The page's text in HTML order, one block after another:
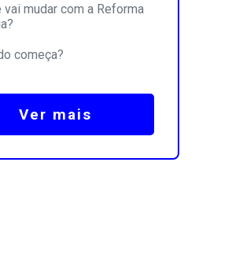
vai mudar com a Reforma
começa?
Ver mais